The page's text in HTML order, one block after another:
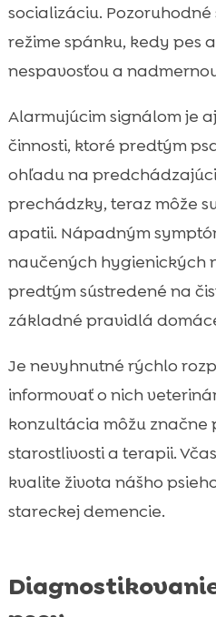
socializáciu.
režime spánku, kedy pes
nespavosťou a
Alarmujúcim signálom je aj
činnosti, ktoré predtým
ohľadu na
prechádzky, teraz môže
apatii. Nápadným
naučených hygienických
predtým sústredené na
základné pravidlá
Je nevyhnutné rýchlo
informovať o nich
konzultácia môžu značne
starostlivosti a terapii.
kvalite života nášho
stareckej demencie.